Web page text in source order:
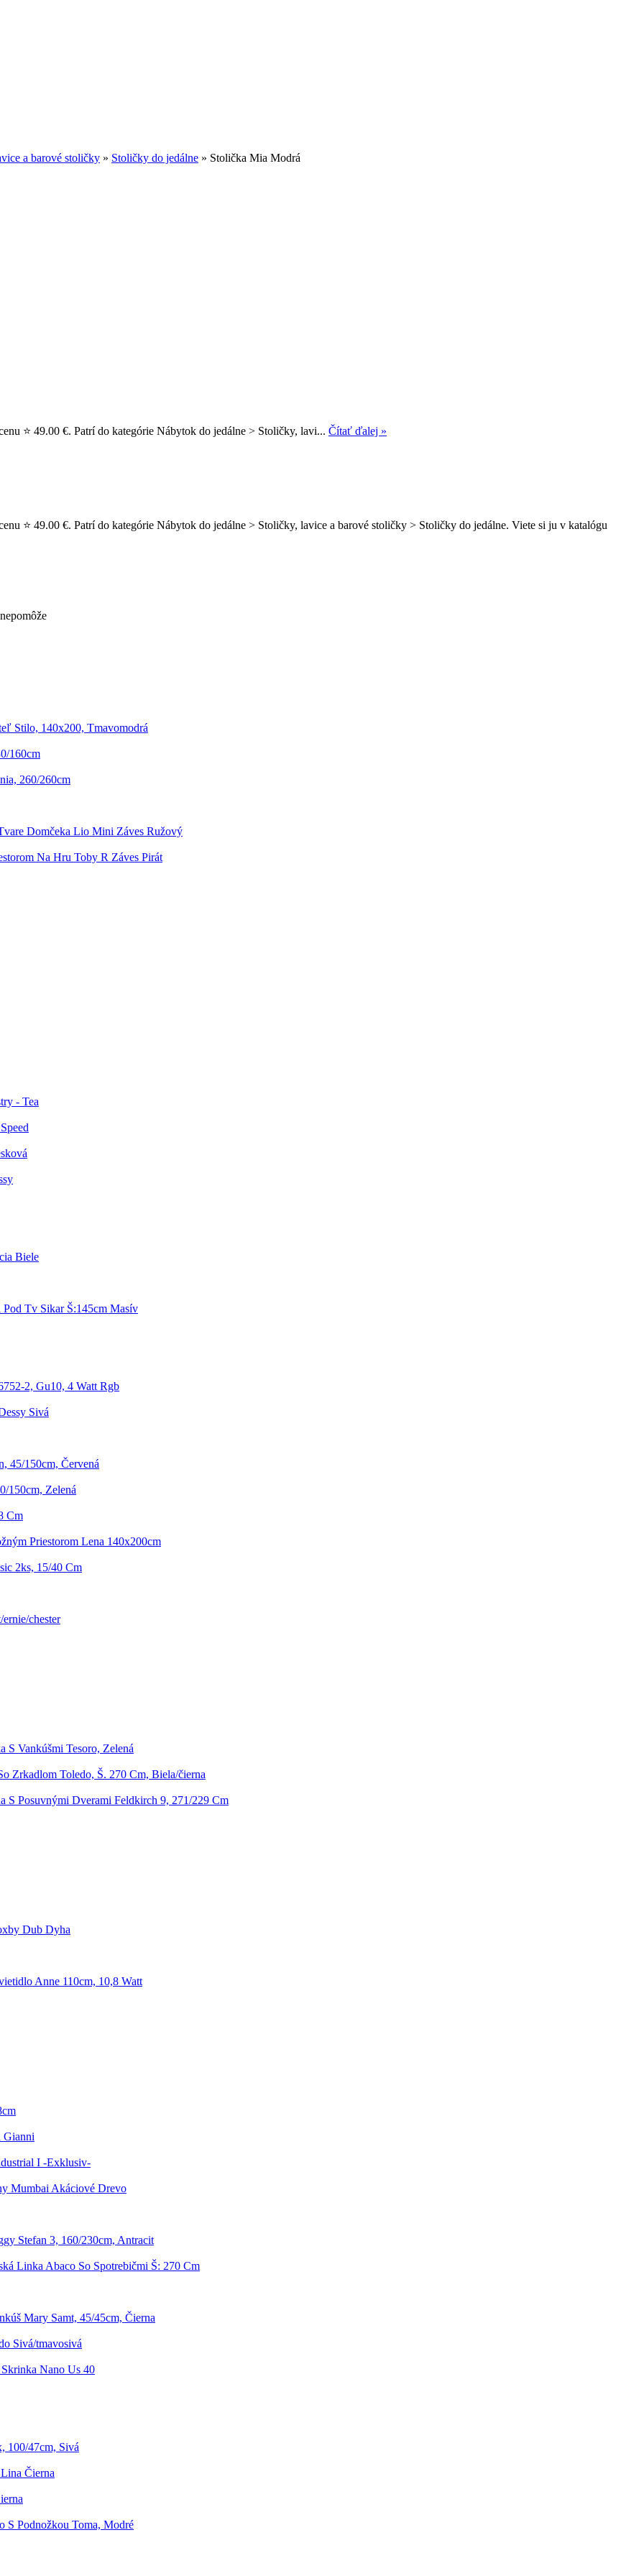
a barové stoličky » Stoličky do jedálne » Stolička Mia Modrá
⭐ 49.00 €. Patrí do kategórie Nábytok do jedálne > Stoličky, lavi... Čítať ďalej »
⭐ 49.00 €. Patrí do kategórie Nábytok do jedálne > Stoličky, lavice a barové stoličky > Stoličky do jedálne. Viete si ju v katalógu
Stilo, 140x200, Tmavomodrá
160cm
260/260cm
Domčeka Lio Mini Záves Ružový
Na Hru Toby R Záves Pirát
- Tea
Biele
Tv Sikar Š:145cm Masív
2, Gu10, 4 Watt Rgb
Sivá
45/150cm, Červená
150cm, Zelená
Cm
Priestorom Lena 140x200cm
2ks, 15/40 Cm
chester
S Vankúšmi Tesoro, Zelená
Zrkadlom Toledo, Š. 270 Cm, Biela/čierna
S Posuvnými Dverami Feldkirch 9, 271/229 Cm
Dub Dyha
Anne 110cm, 10,8 Watt
Gianni
I -Exklusiv-
Mumbai Akáciové Drevo
Stefan 3, 160/230cm, Antracit
Linka Abaco So Spotrebičmi Š: 270 Cm
Mary Samt, 45/45cm, Čierna
Sivá/tmavosivá
Nano Us 40
100/47cm, Sivá
Čierna
S Podnožkou Toma, Modré